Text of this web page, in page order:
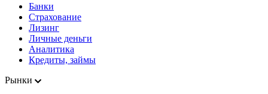
Банки
Страхование
Лизинг
Личные деньги
Аналитика
Кредиты, займы
Рынки